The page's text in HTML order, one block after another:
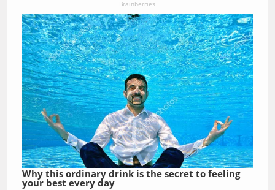
Brainberries
Why this ordinary drink is the secret to feeling
your best every day